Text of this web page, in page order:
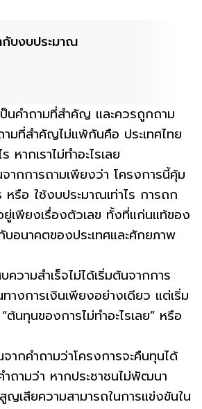
กับงบประมาณ
ป็นคำถามที่สำคัญ และควรถูกถาม
มที่สำคัญไม่แพ้กันคือ ประเทศไทย
หากเราไม่ทำอะไรเลย
จากการถามเพียงว่า โครงการนี้คุ้ม
หรือ ใช้งบประมาณเท่าไร การถก
เพียงเรื่องตัวเลข ทั้งที่แก่นแท้ของ
บอนาคตของประเทศและศักยภาพ
ความสำเร็จไม่ได้เริ่มต้นจากการ
งการเงินเพียงอย่างเดียว แต่เริ่ม
ต้นทุนของการไม่ทำอะไรเลย” หรือ
ากคำถามว่าโครงการจะคืนทุนได้
ำถามว่า หากประชาชนไม่พัฒนา
ญเสียความสามารถในการแข่งขันใน